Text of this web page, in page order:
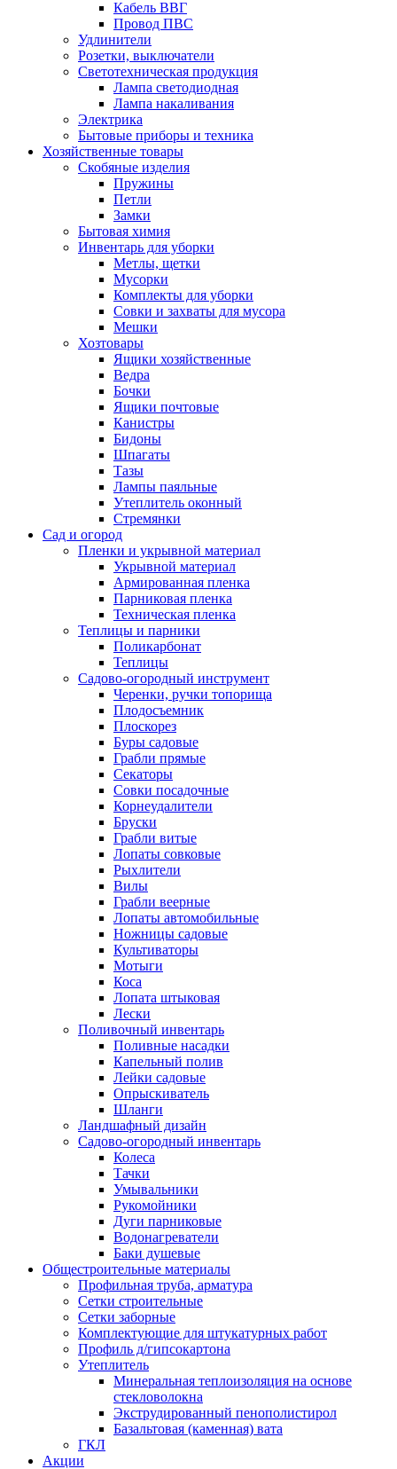
Кабель ВВГ
Провод ПВС
Удлинители
Розетки, выключатели
Cветотехническая продукция
Лампа светодиодная
Лампа накаливания
Электрика
Бытовые приборы и техника
Хозяйственные товары
Скобяные изделия
Пружины
Петли
Замки
Бытовая химия
Инвентарь для уборки
Метлы, щетки
Мусорки
Комплекты для уборки
Совки и захваты для мусора
Мешки
Хозтовары
Ящики хозяйственные
Ведра
Бочки
Ящики почтовые
Канистры
Бидоны
Шпагаты
Тазы
Лампы паяльные
Утеплитель оконный
Стремянки
Сад и огород
Пленки и укрывной материал
Укрывной материал
Армированная пленка
Парниковая пленка
Техническая пленка
Теплицы и парники
Поликарбонат
Теплицы
Садово-огородный инструмент
Черенки, ручки топорища
Плодосъемник
Плоскорез
Буры садовые
Грабли прямые
Секаторы
Совки посадочные
Корнеудалители
Бруски
Грабли витые
Лопаты совковые
Рыхлители
Вилы
Грабли веерные
Лопаты автомобильные
Ножницы садовые
Культиваторы
Мотыги
Коса
Лопата штыковая
Лески
Поливочный инвентарь
Поливные насадки
Капельный полив
Лейки садовые
Опрыскиватель
Шланги
Ландшафный дизайн
Садово-огородный инвентарь
Колеса
Тачки
Умывальники
Рукомойники
Дуги парниковые
Водонагреватели
Баки душевые
Общестроительные материалы
Профильная труба, арматура
Сетки строительные
Сетки заборные
Комплектующие для штукатурных работ
Профиль д/гипсокартона
Утеплитель
Минеральная теплоизоляция на основе
стекловолокна
Экструдированный пенополистирол
Базальтовая (каменная) вата
ГКЛ
Акции